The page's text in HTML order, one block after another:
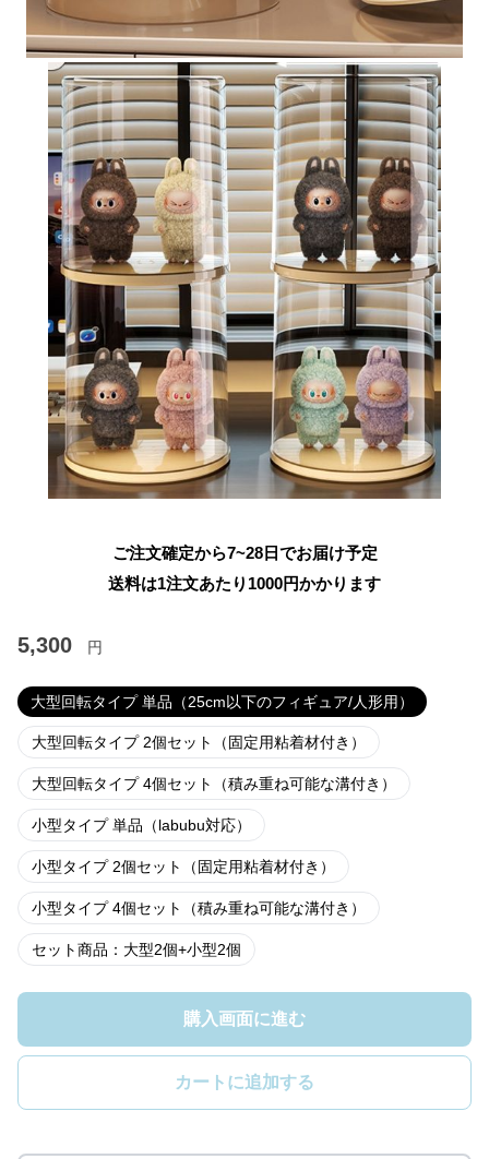
ご注文確定から7~28日でお届け予定
送料は1注文あたり 1000円かかります
5,300 円
大型回転タイプ 単品（25cm以下のフィギュア/人形用）
大型回転タイプ 2個セット（固定用粘着材付き）
大型回転タイプ 4個セット（積み重ね可能な溝付き）
小型タイプ 単品（labubu対応）
小型タイプ 2個セット（固定用粘着材付き）
小型タイプ 4個セット（積み重ね可能な溝付き）
セット商品：大型2個+小型2個
購入画面に進む
カートに追加する